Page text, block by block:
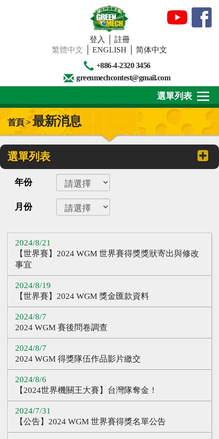
登入
註冊
繁體中文
ENGLISH
简体中文
+886-4-2320 3456
greenmechcontest@gmail.com
關於我們
下載專區
賽事活動
精彩回顧
心得分享
Q&A專區
認證題庫
教師認證
認證研習
參賽證明
選單列表
首頁 >最新消息
選單列表
年份
月份
2024/8/21
【世界賽】2024 WGM 世界賽得獎獎狀寄出與修改
事宜
2024/8/19
【世界賽】2024 WGM 獎金匯款資料
2024/8/7
2024 WGM 賽後問卷調查
2024/8/7
2024 WGM 得獎隊伍作品影片繳交
2024/8/6
【2024世界機關王大賽】台灣隊奪金！
2024/7/31
【公告】2024 WGM 世界賽得獎名單公告